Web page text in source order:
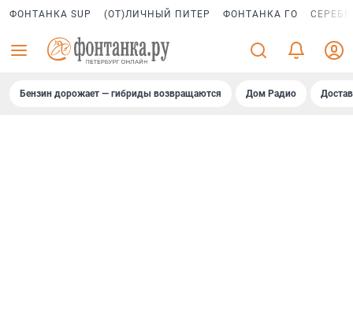
ФОНТАНКА SUP (ОТ)ЛИЧНЫЙ ПИТЕР ФОНТАНКА ГО
Бензин дорожает — гибриды возвращаются Дом Радио